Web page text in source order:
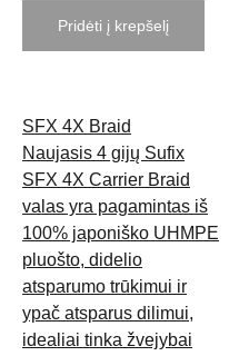
Pridėti į krepšelį
SFX 4X Braid
Naujasis 4 gijų Sufix
SFX 4X Carrier Braid
valas yra pagamintas iš
100% japoniško UHMPE
pluošto, didelio
atsparumo trūkimui ir
ypač atsparus dilimui,
idealiai tinka žvejybai